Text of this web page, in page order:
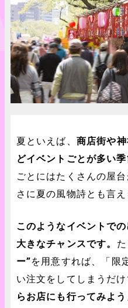
夏といえば、 商店街や
どイベントごとが多い季
ごとにはたくさんの屋
さに夏の風物詩とも言え
このようなイベントで
大きなチャンスです。
ー”を用意すれば、「限
い注文をしてしまうだけ
らお店にも行ってみよう